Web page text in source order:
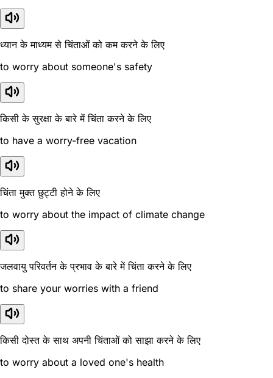
ध्यान के माध्यम से चिंताओं को कम करने के लिए
to worry about someone's safety
किसी के सुरक्षा के बारे में चिंता करने के लिए
to have a worry-free vacation
चिंता मुक्त छुट्टी होने के लिए
to worry about the impact of climate change
जलवायु परिवर्तन के प्रभाव के बारे में चिंता करने के लिए
to share your worries with a friend
किसी दोस्त के साथ अपनी चिंताओं को साझा करने के लिए
to worry about a loved one's health